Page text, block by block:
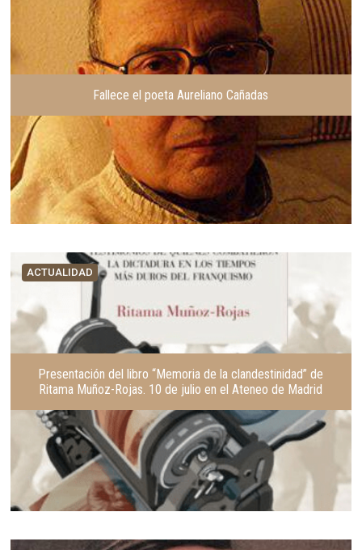
Fallece el poeta Aureliano Cañadas
ACTUALIDAD
Presentación del libro “Memoria de la clandestinidad” de
Ritama Muñoz-Rojas. 10 de julio en el Ateneo de Madrid